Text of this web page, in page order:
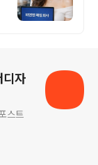
자
스트